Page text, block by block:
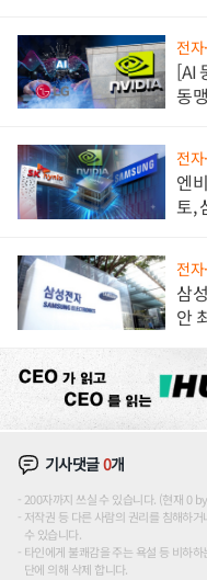
전자
[AI
동
전자
엔
토,
전자
삼
안
기사댓글0개
200자까지 쓰실 수 있습니다. (현재 0
저작권 등 다른 사람의 권리를 침해하
수 있습니다.
타인에게 불쾌감을 주는 욕설 등 비하
단에 의해 삭제 합니다.